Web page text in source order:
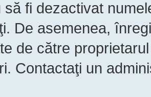
să fi dezactivat
De asemenea,
de către
Contactaţi un